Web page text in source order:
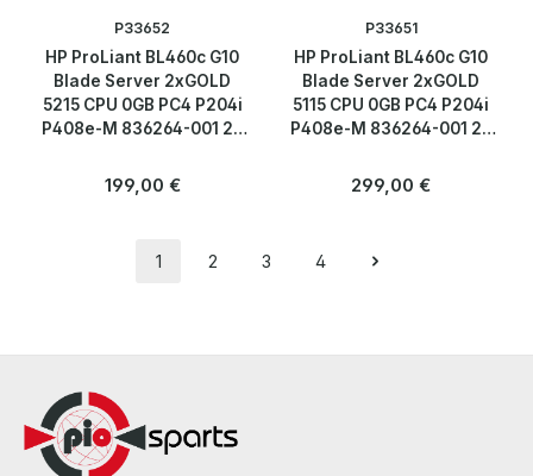
P33652
HP ProLiant BL460c G10
Blade Server 2xGOLD
5215 CPU 0GB PC4 P204i
P408e-M 836264-001 2x
Regulärer Preis:
199,00 €
P33651
HP ProLiant BL460c G10
Blade Server 2xGOLD
5115 CPU 0GB PC4 P204i
P408e-M 836264-001 2x
Regulärer Preis:
299,00 €
Seite
1
Seite
2
Seite
3
Seite
4